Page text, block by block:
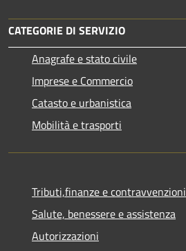
CATEGORIE DI SERVIZIO
Anagrafe e stato civile
Imprese e Commercio
Catasto e urbanistica
Mobilità e trasporti
Tributi,finanze e contravvenzioni
Salute, benessere e assistenza
Autorizzazioni